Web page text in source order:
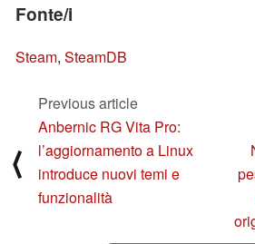
Fonte/i
Steam, SteamDB
⟨
Previous article
Anbernic RG Vita Pro:
l’aggiornamento a Linux
introduce nuovi temi e
funzionalità